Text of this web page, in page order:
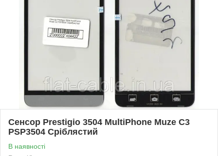
Сенсор Prestigio 3504 MultiPhone Muze C3
PSP3504 Сріблястий
В наявності